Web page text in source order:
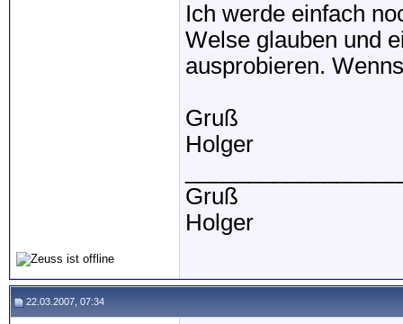
Ich werde einfach
Welse glauben und
ausprobieren.
Gruß
Holger
Gruß
Holger
22.03.2007, 07:34